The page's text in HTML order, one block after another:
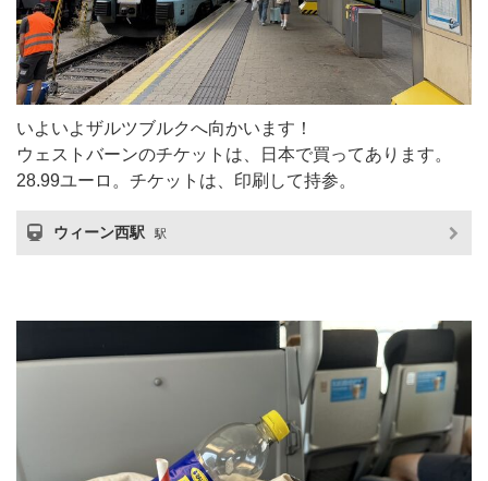
いよいよザルツブルクへ向かいます！
ウェストバーンのチケットは、日本で買ってあります。
28.99ユーロ。チケットは、印刷して持参。
ウィーン西駅 駅